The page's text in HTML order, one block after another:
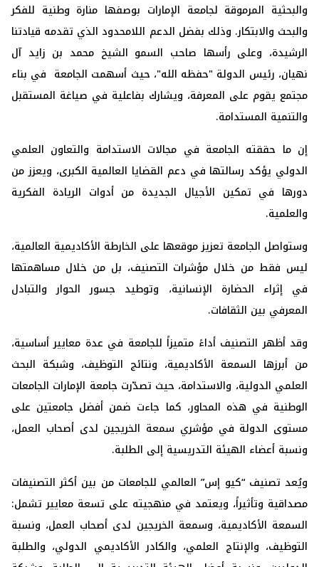
والبحثية المرموقة لجامعة الإمارات بوصفها منارة وطنية للفكر
والبحث والابتكار. وذلك بفضل الدعم اللامحدود الذي تقدمه قيادتنا
الرشيدة، وعلى رأسها صاحب السمو الشيخ محمد بن زايد آل
نهيان، رئيس الدولة "حفظه الله"، حيث أسهمت الجامعة في بناء
مجتمع يقوم على المعرفة، ويشارك بفاعلية في صياغة المستقبل
والتنمية المستدامة.
إن ما حققته الجامعة في مجالات الاستدامة والتعاون العلمي
الدولي يؤكد رسالتها في دعم القضايا العالمية الكبرى، ويعزز من
دورها في تمكين الأجيال الجديدة من أدوات الريادة الفكرية
والعلمية.
وستواصل الجامعة تعزيز موقعها على الخارطة الأكاديمية العالمية،
ليس فقط من خلال مؤشرات التصنيف، بل من خلال مساهمتها
في إثراء الحضارة الإنسانية، وتوطيد جسور الحوار والتبادل
المعرفي بين الثقافات.
وقد أظهر التصنيف أداءً متميزاً للجامعة في عدة معايير أساسية،
من أبرزها السمعة الأكاديمية، ونتائج التوظيف، وشبكة البحث
العلمي الدولية، والاستدامة، حيث تصدّرت جامعة الإمارات الجامعات
الوطنية في هذه المحاور، كما جاءت ضمن أفضل جامعتين على
مستوى الدولة في مؤشري سمعة الخريجين لدى أصحاب العمل،
ونسبة أعضاء الهيئة التدريسية إلى الطلبة.
ويُعد تصنيف “كيو إس” العالمي للجامعات من بين أكثر التصنيفات
مصداقية وتأثيراً، ويعتمد في منهجيته على تسعة معايير تشمل:
السمعة الأكاديمية، وسمعة الخريجين لدى أصحاب العمل، ونسبة
التوظيف، والإنتاج العلمي، والكادر الأكاديمي الدولي، والطلبة